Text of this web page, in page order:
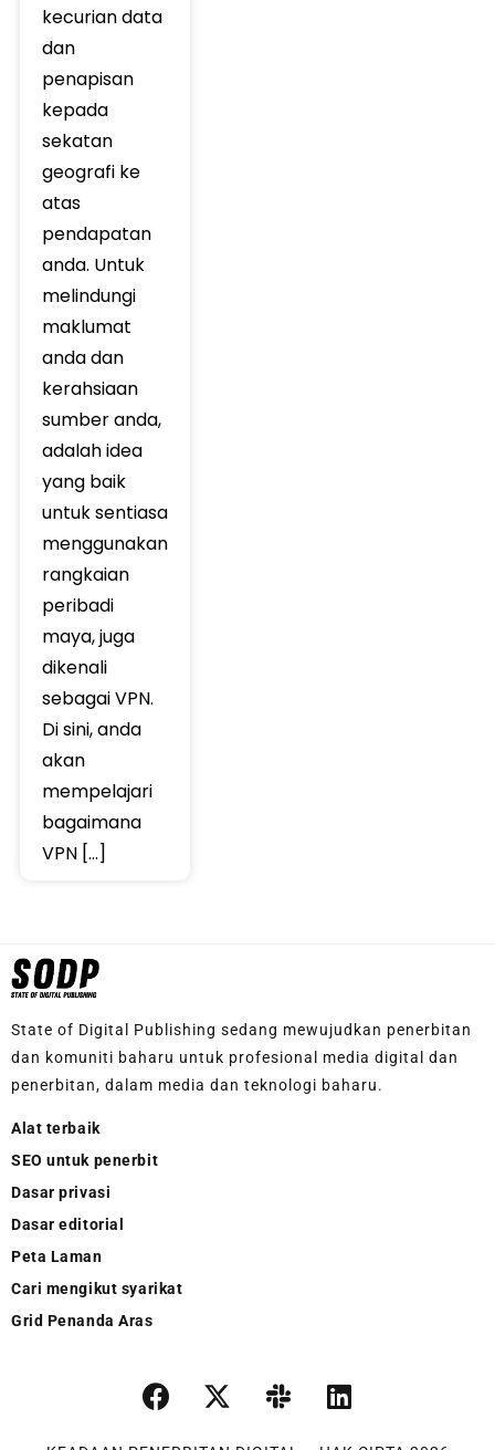
kecurian data
dan
penapisan
kepada
sekatan
geografi ke
atas
pendapatan
anda. Untuk
melindungi
maklumat
anda dan
kerahsiaan
sumber anda,
adalah idea
yang baik
untuk sentiasa
menggunakan
rangkaian
peribadi
maya, juga
dikenali
sebagai VPN.
Di sini, anda
akan
mempelajari
bagaimana
VPN […]
State of Digital Publishing sedang mewujudkan penerbitan
dan komuniti baharu untuk profesional media digital dan
penerbitan, dalam media dan teknologi baharu.
Alat terbaik
SEO untuk penerbit
Dasar privasi
Dasar editorial
Peta Laman
Cari mengikut syarikat
Grid Penanda Aras